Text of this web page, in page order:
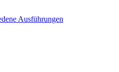
Ausführungen